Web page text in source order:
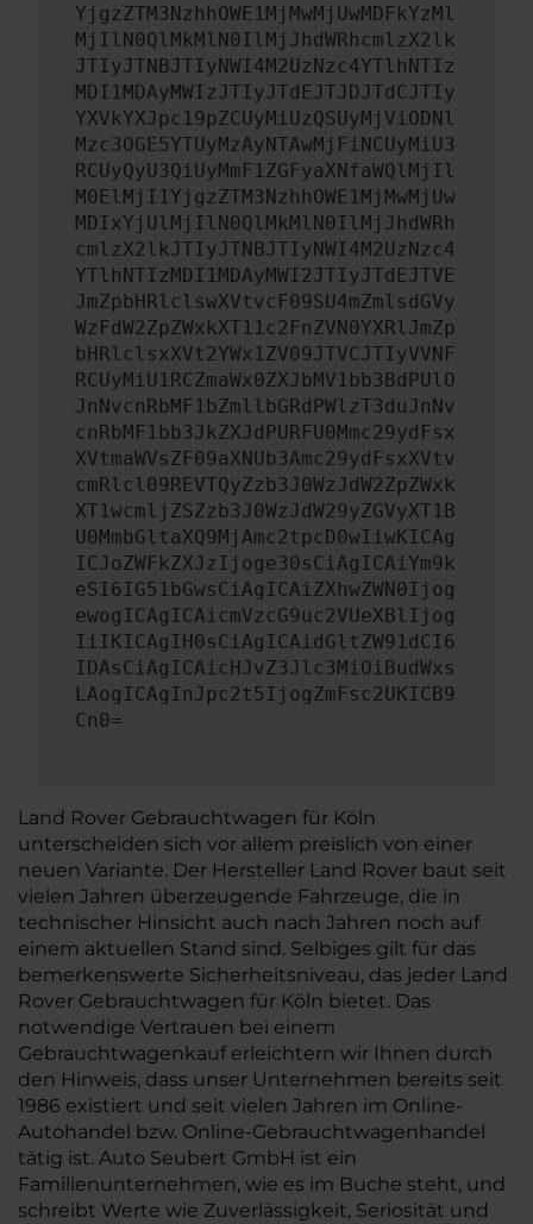
YjgzZTM3NzhhOWE1MjMwMjUwMDFkYzMl
MjIlN0QlMkMlN0IlMjJhdWRhcmlzX2lk
JTIyJTNBJTIyNWI4M2UzNzc4YTlhNTIz
MDI1MDAyMWIzJTIyJTdEJTJDJTdCJTIy
YXVkYXJpc19pZCUyMiUzQSUyMjViODNl
Mzc3OGE5YTUyMzAyNTAwMjFiNCUyMiU3
RCUyQyU3QiUyMmF1ZGFyaXNfaWQlMjIl
M0ElMjI1YjgzZTM3NzhhOWE1MjMwMjUw
MDIxYjUlMjIlN0QlMkMlN0IlMjJhdWRh
cmlzX2lkJTIyJTNBJTIyNWI4M2UzNzc4
YTlhNTIzMDI1MDAyMWI2JTIyJTdEJTVE
JmZpbHRlclswXVtvcF09SU4mZmlsdGVy
WzFdW2ZpZWxkXT11c2FnZVN0YXRlJmZp
bHRlclsxXVt2YWx1ZV09JTVCJTIyVVNF
RCUyMiU1RCZmaWx0ZXJbMV1bb3BdPUlO
JnNvcnRbMF1bZmllbGRdPWlzT3duJnNv
cnRbMF1bb3JkZXJdPURFU0Mmc29ydFsx
XVtmaWVsZF09aXNUb3Amc29ydFsxXVtv
cmRlcl09REVTQyZzb3J0WzJdW2ZpZWxk
XT1wcmljZSZzb3J0WzJdW29yZGVyXT1B
U0MmbGltaXQ9MjAmc2tpcD0wIiwKICAg
ICJoZWFkZXJzIjoge30sCiAgICAiYm9k
eSI6IG51bGwsCiAgICAiZXhwZWN0Ijog
ewogICAgICAicmVzcG9uc2VUeXBlIjog
IiIKICAgIH0sCiAgICAidGltZW91dCI6
IDAsCiAgICAicHJvZ3Jlc3MiOiBudWxs
LAogICAgInJpc2t5IjogZmFsc2UKICB9
Cn0=
Land Rover Gebrauchtwagen für Köln
unterscheiden sich vor allem preislich von einer
neuen Variante. Der Hersteller Land Rover baut seit
vielen Jahren überzeugende Fahrzeuge, die in
technischer Hinsicht auch nach Jahren noch auf
einem aktuellen Stand sind. Selbiges gilt für das
bemerkenswerte Sicherheitsniveau, das jeder Land
Rover Gebrauchtwagen für Köln bietet. Das
notwendige Vertrauen bei einem
Gebrauchtwagenkauf erleichtern wir Ihnen durch
den Hinweis, dass unser Unternehmen bereits seit
1986 existiert und seit vielen Jahren im Online-
Autohandel bzw. Online-Gebrauchtwagenhandel
tätig ist. Auto Seubert GmbH ist ein
Familienunternehmen, wie es im Buche steht, und
schreibt Werte wie Zuverlässigkeit, Seriosität und